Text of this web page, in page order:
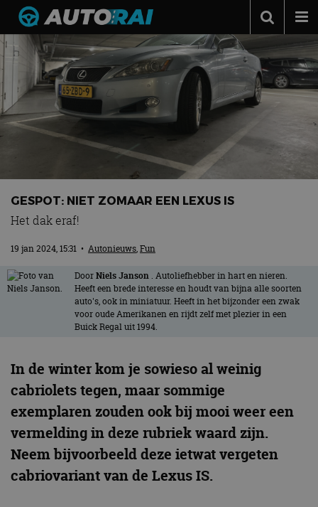
Autonieuws
Podcast
Autotests
Automerken
Contact
MotorRAI.nl
GESPOT: NIET ZOMAAR EEN LEXUS IS
Het dak eraf!
19 jan 2024, 15:31 • Autonieuws,Fun
DoorNiels Janson . Autoliefhebber in hart en nieren.
Heeft een brede interesse en houdt van bijna alle soorten
auto's, ook in miniatuur. Heeft in het bijzonder een zwak
voor oude Amerikanen en rijdt zelf met plezier in een
Buick Regal uit 1994.
In de winter kom je sowieso al weinig
cabriolets tegen, maar sommige
exemplaren zouden ook bij mooi weer een
vermelding in deze rubriek waard zijn.
Neem bijvoorbeeld deze ietwat vergeten
cabriovariant van de Lexus IS.